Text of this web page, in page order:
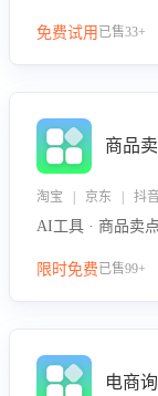
免费试用 已售33+
商品
淘宝 | 京东 | 抖
AI工具 · 商品卖
限时免费已售99+
电商